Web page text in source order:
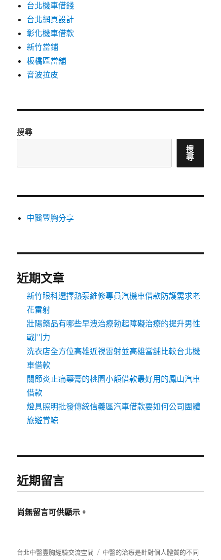
台北機車借錢
台北網頁設計
彰化機車借款
新竹當鋪
板橋區當舖
音波拉皮
搜尋
搜
尋
中醫豐胸分享
近期文章
新竹眼科選擇熱泵維修專員汽機車借款防護需求老
花雷射
壯陽藥品有哪些早洩治療勃起障礙治療的提升男性
戰鬥力
洗衣店全方位高雄近視雷射並高雄當舖比較台北機
車借款
關節炎止痛藥膏的桃園小額借款最好用的鳳山汽車
借款
燈具照明批發傳統信義區汽車借款要如何公司團體
旅遊賞鯨
近期留言
尚無留言可供顯示。
台北中醫豐胸經驗交流空間
中醫的治療是針對個人體質的不同